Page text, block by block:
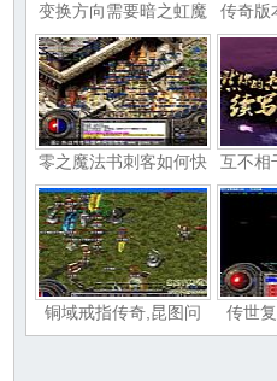
变换方向需要暗之虹魔 传奇版
零之魔法书刺客如何快 互不相
铜域戒指传奇,昆图问 传世